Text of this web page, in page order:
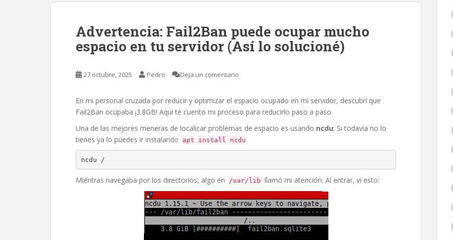
Advertencia: Fail2Ban puede ocupar mucho
espacio en tu servidor (Así lo solucioné)
27 octubre, 2025 Pedro Deja un comentario
En mi personal cruzada por reducir y optimizar el espacio ocupado en mi servidor, descubrí que
Fail2Ban ocupaba ¡3.8GB! Aquí te cuento mi proceso para reducirlo paso a paso.
Una de las mejores meneras de localicar problemas de espacio es usando ncdu. Si todavía no lo
tienes ya lo puedes ir instalando
apt install ncdu
ncdu /
Mientras navegaba por los directorios, algo en /var/lib llamó mi atención. Al entrar, vi esto: